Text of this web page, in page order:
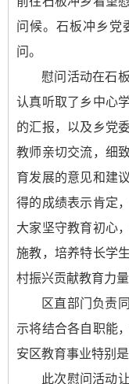
问候。石板冲乡党
问。
慰问活动在石
认真听取了乡中心
的汇报，以及乡党
教师亲切交流，细
育发展的意见和建
得的成绩表示肯定
大家坚守教育初心
施教，培养特长学
村振兴贡献教育力量
区直部门负责
示将结合各自职能
安区教育事业特别
此次慰问活动